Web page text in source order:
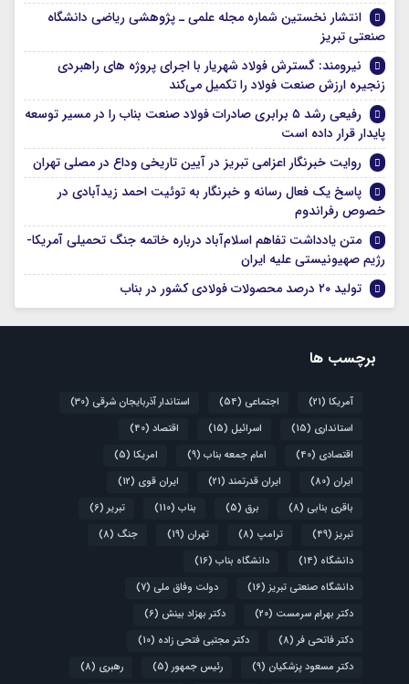
انتشار نخستین شماره مجله علمی ـ پژوهشی ریاضی دانشگاه
صنعتی تبریز
نیرومند: گسترش فولاد شهریار با اجرای پروژه های راهبردی
زنجیره ارزش صنعت فولاد را تکمیل می‌کند
رفیعی رشد ۵ برابری صادرات فولاد صنعت بناب را در مسیر توسعه
پایدار قرار داده است
روایت خبرنگار اعزامی تبریز در آیین تاریخی وداع در مصلی تهران
پاسخ یک فعال رسانه و خبرنگار به توئیت احمد زیدآبادی در
خصوص رفراندوم
متن یادداشت تفاهم اسلام‌آباد درباره خاتمه جنگ تحمیلی آمریکا-
رژیم صهیونیستی علیه ایران
تولید ۲۰ درصد محصولات فولادی کشور در بناب
برچسب ها
آمریکا (21) اجتماعی (54) استاندار آذربایجان شرقی (30)
استانداری (15) اسرائیل (15) اقتصاد (40)
اقتصادی (40) امام جمعه بناب (9) امریکا (5)
ایران (80) ایران قدرتمند (21) ایران قوی (12)
باقری بنابی (8) برق (5) بناب (110) تبریر(6)
تبریز(49) ترامپ (8) تهران (19) جنگ (8)
دانشگاه (14) دانشگاه بناب (16)
دانشگاه صنعتی تبریز(16) دولت وفاق ملی (7)
دکتر بهرام سرمست (20) دکتر بهزاد بینش (6)
دکتر فاتحی فر(8) دکتر مجتبی فتحی زاده (10)
دکتر مسعود پزشکیان (9) رئیس جمهور(5) رهبری (8)